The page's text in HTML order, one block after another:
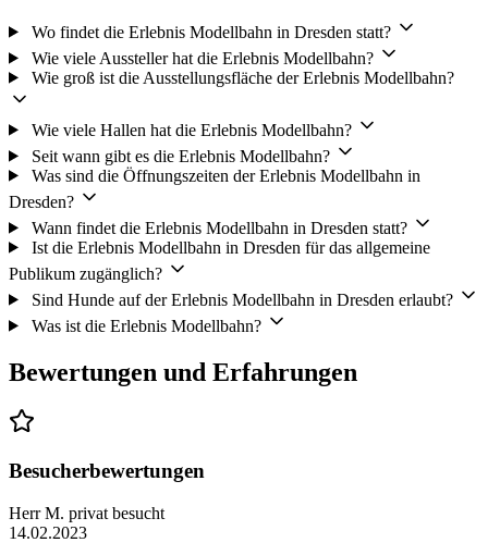
Wohnmobile / Caravans
Der Besucherparkplatz P7 ist kein Wohnmobil-Stellplatz.
Ein entsprechender Parkplatz befindet sich an der Pieschener Allee
18 etwa 10 Minuten Fußweg vom Messegelände entfernt.
Wo findet die Erlebnis Modellbahn in Dresden statt?
Wie viele Aussteller hat die Erlebnis Modellbahn?
Wie groß ist die Ausstellungsfläche der Erlebnis Modellbahn?
Wie viele Hallen hat die Erlebnis Modellbahn?
Seit wann gibt es die Erlebnis Modellbahn?
Was sind die Öffnungszeiten der Erlebnis Modellbahn in
Dresden?
Wann findet die Erlebnis Modellbahn in Dresden statt?
Ist die Erlebnis Modellbahn in Dresden für das allgemeine
Publikum zugänglich?
Sind Hunde auf der Erlebnis Modellbahn in Dresden erlaubt?
Was ist die Erlebnis Modellbahn?
Bewertungen und Erfahrungen
Besucherbewertungen
Herr M. privat besucht
14.02.2023